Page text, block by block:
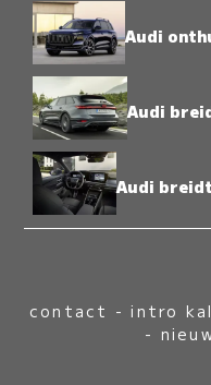
Audi
Audi
Audi
contact -intro
-